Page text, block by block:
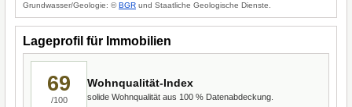
Grundwasser/Geologie: ©BGR und Staatliche Geologische Dienste.
Lageprofil für Immobilien
69
/100
Wohnqualität-Index
solide Wohnqualität aus 100 % Datenabdeckung.